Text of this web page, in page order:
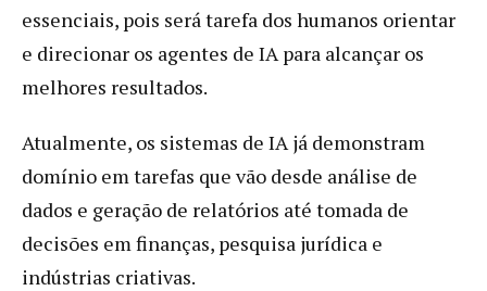
essenciais, pois será tarefa dos humanos orientar
e direcionar os agentes de IA para alcançar os
melhores resultados.
Atualmente, os sistemas de IA já demonstram
domínio em tarefas que vão desde análise de
dados e geração de relatórios até tomada de
decisões em finanças, pesquisa jurídica e
indústrias criativas.